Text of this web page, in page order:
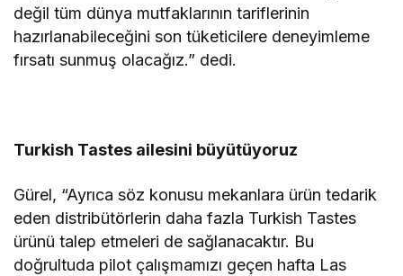
değil tüm dünya mutfaklarının tariflerinin
hazırlanabileceğini son tüketicilere deneyimleme
fırsatı sunmuş olacağız.” dedi.
Turkish Tastes ailesini büyütüyoruz
Gürel, “Ayrıca söz konusu mekanlara ürün tedarik
eden distribütörlerin daha fazla Turkish Tastes
ürünü talep etmeleri de sağlanacaktır. Bu
doğrultuda pilot çalışmamızı geçen hafta Las